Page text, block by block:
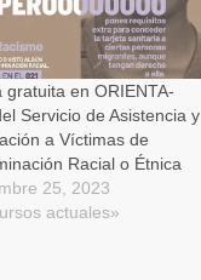
gratuita en ORIENTA-
Servicio de Asistencia y
a Víctimas de
Racial o Étnica
25, 2023
actuales»